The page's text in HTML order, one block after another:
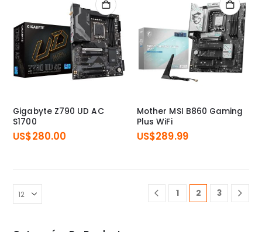
Gigabyte Z790 UD AC
S1700
US$280.00
Mother MSI B860 Gaming
Plus WiFi
US$289.99
1 2 3